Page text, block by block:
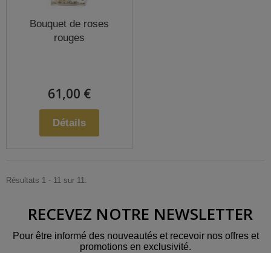
Bouquet de roses
rouges
61,00 €
Détails
Résultats 1 - 11 sur 11.
RECEVEZ NOTRE NEWSLETTER
Pour être informé des nouveautés et recevoir nos offres et
promotions en exclusivité.